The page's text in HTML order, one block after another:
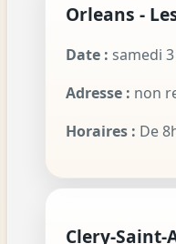
Orleans -
Date : samedi
Adresse : non
Horaires : De
Clery-Saint-